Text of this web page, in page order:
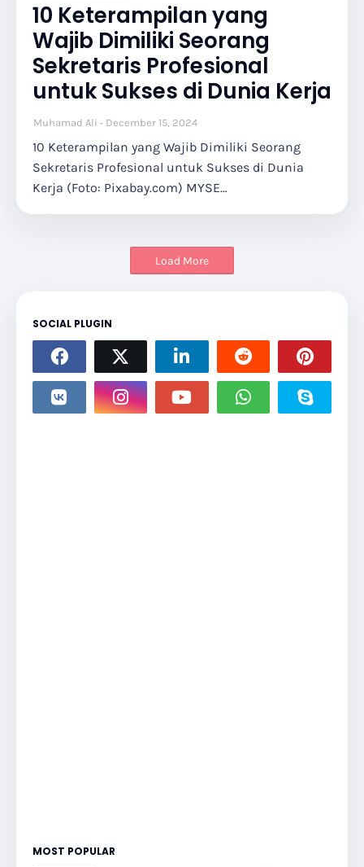
10 Keterampilan yang
Wajib Dimiliki Seorang
Sekretaris Profesional
untuk Sukses di Dunia Kerja
Muhamad Ali December 15, 2024
10 Keterampilan yang Wajib Dimiliki Seorang
Sekretaris Profesional untuk Sukses di Dunia
Kerja (Foto: Pixabay.com) MYSE…
Load More
SOCIAL PLUGIN
MOST POPULAR